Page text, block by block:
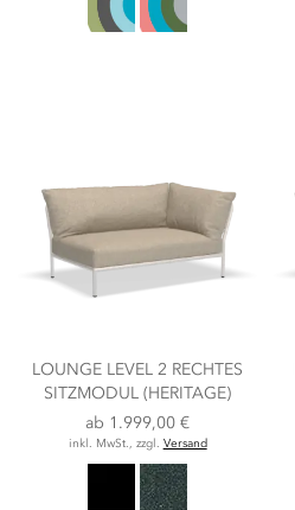
LOUNGE LEVEL 2 RECHTES
SITZMODUL (HERITAGE)
ab 1.999,00 €
inkl. MwSt., zzgl. Versand